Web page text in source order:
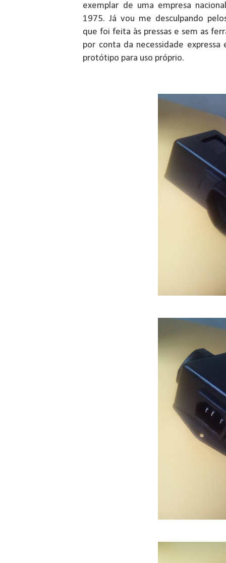
exemplar de uma empresa
1975. Já vou me desculpando
que foi feita às pressas e sem as
por conta da necessidade
protótipo para uso próprio.